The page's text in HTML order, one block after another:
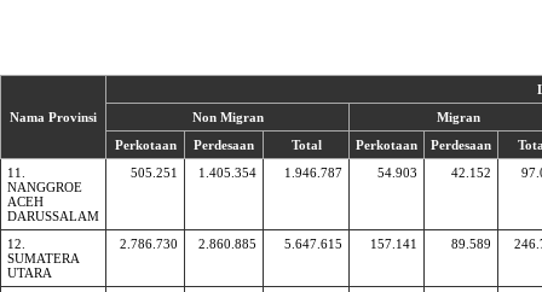
Nama Provinsi
Non Migran
Migran
Perkotaan
Perdesaan Total Perkotaan Perdesaan
11.
NANGGROE
ACEH
DARUSSALAM
505.251 1.405.354 1.946.787 54.903 42.152
12.
SUMATERA
UTARA
2.786.730 2.860.885 5.647.615 157.141 89.589